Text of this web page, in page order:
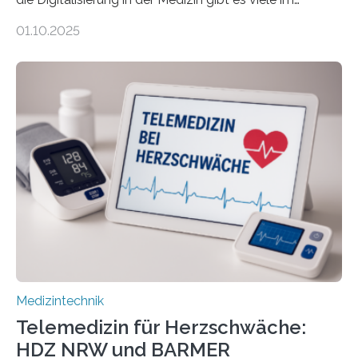
seriösen und wissenschaftlich abgesicherten Inhalten?
Forscherinnen der Technischen Universität Dresden
(TUD) richtet sich das Portal sowohl an Patientinnen
und Patienten, aber ebenso an medizinisches
Fachpersonal. Für all diese Zielgruppen bietet sie
speziell zugeschnittene Informationen, um deren
digitale Gesundheitskompetenz zu steigern. MiHUBx ist
01.10.2025
Medizintechnik
Telemedizin für Herzschwäche:
HDZ NRW und BARMER